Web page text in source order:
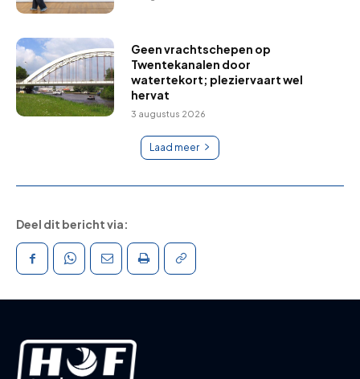
Geen vrachtschepen op
Twentekanalen door
watertekort; pleziervaart wel
hervat
3 augustus 2026
Laad meer
Deel dit bericht via: